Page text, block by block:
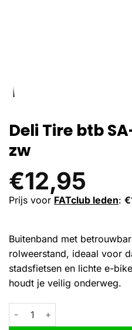
Deli Tire btb
zw
€12,95
Prijs voor FATclub leden: €
Buitenband met
rolweerstand, ideaal voor
stadsfietsen en lichte e-
houdt je veilig onderweg.
Deli Tire btb SA-206 18 x 1.75
Alternative: